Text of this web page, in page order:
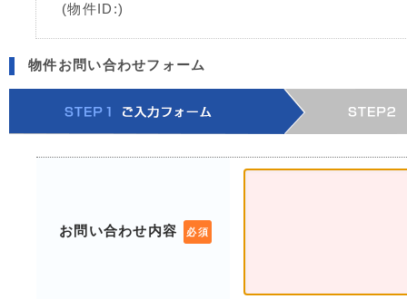
(物件ID:)
物件お問い合わせフォーム
お問い合わせ内容 必須